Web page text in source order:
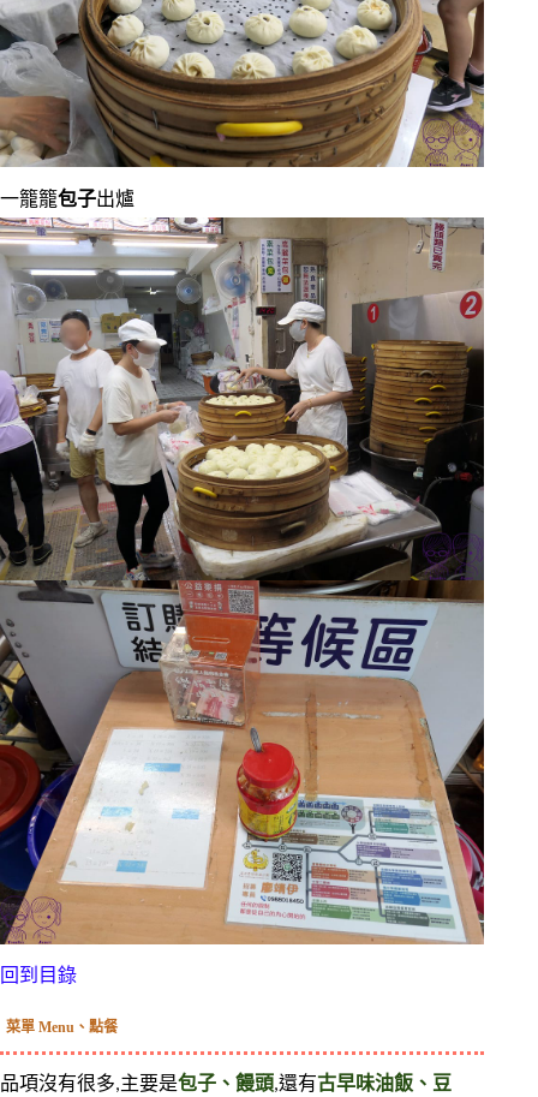
一籠籠包子出爐
回到目錄
菜單 Menu、點餐
品項沒有很多,主要是包子、饅頭,還有古早味油飯、豆